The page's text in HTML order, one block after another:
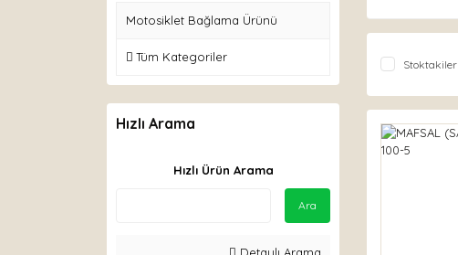
Motosiklet Bağlama Ürünü
Tüm Kategoriler
Hızlı Arama
Hızlı Ürün Arama
Ara
Stoktakiler